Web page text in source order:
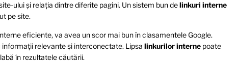
ului și relația dintre diferite pagini. Un sistem bun delinkuri interne
pe site.
eficiente, va avea un scor mai bun în clasamentele Google.
relevante și interconectate. Lipsa linkurilor interne poate
în rezultatele căutării.